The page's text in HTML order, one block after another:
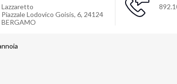
Lazzaretto
Piazzale Lodovico Goisis, 6, 24124
BERGAMO